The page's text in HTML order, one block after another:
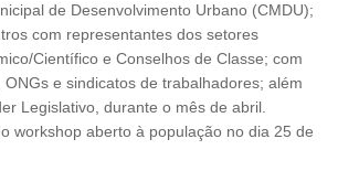
de Desenvolvimento Urbano (CMDU);
com representantes dos setores
Científico e Conselhos de Classe; com
ONGs e sindicatos de trabalhadores; além
Legislativo, durante o mês de abril.
workshop aberto à população no dia 25 de